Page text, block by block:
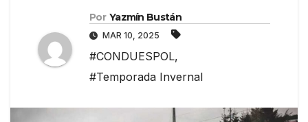
Por Yazmín Bustán
MAR 10, 2025
#CONDUESPOL,
#Temporada Invernal